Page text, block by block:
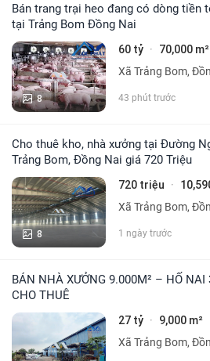
Bán trang trại heo đang có dòng tiền tốt 70.000m2 giá chỉ 60 tỷ
tại Trảng Bom Đồng Nai
8
60 tỷ · 70,000 m²
Xã Trảng Bom,
43 phút trước
Cho thuê kho, nhà xưởng tại Đường Nguyễn Trãi, Trảng Bom,
Trảng Bom, Đồng Nai giá 720 Triệu
8
720 triệu ·
Xã Trảng Bom,
1 ngày trước
BÁN NHÀ XƯỞNG 9.000M² – HỐ NAI 3, TRẢNG BOM – ĐANG
CHO THUÊ
27 tỷ · 9,000 m²
Xã Trảng Bom,